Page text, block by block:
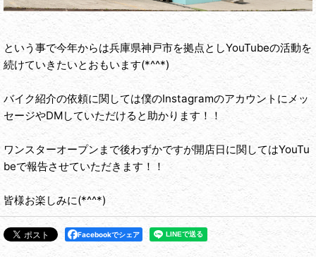
という事で今年からは兵庫県神戸市を拠点としYouTubeの活動を
続けていきたいとおもいます(*^^*)
バイク紹介の依頼に関しては僕のInstagramのアカウントにメッ
セージやDMしていただけると助かります！！
ワンスターオープンまで後わずかですが開店日に関してはYouTu
beで報告させていただきます！！
皆様お楽しみに(*^^*)
Facebookでシェア